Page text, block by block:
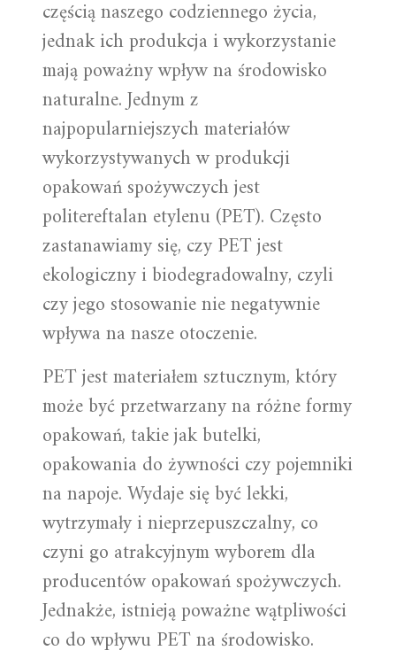
częścią naszego codziennego życia,
jednak ich produkcja i wykorzystanie
mają poważny wpływ na środowisko
naturalne. Jednym z
najpopularniejszych materiałów
wykorzystywanych w produkcji
opakowań spożywczych jest
politereftalan etylenu (PET). Często
zastanawiamy się, czy PET jest
ekologiczny i biodegradowalny, czyli
czy jego stosowanie nie negatywnie
wpływa na nasze otoczenie.
PET jest materiałem sztucznym, który
może być przetwarzany na różne formy
opakowań, takie jak butelki,
opakowania do żywności czy pojemniki
na napoje. Wydaje się być lekki,
wytrzymały i nieprzepuszczalny, co
czyni go atrakcyjnym wyborem dla
producentów opakowań spożywczych.
Jednakże, istnieją poważne wątpliwości
co do wpływu PET na środowisko.